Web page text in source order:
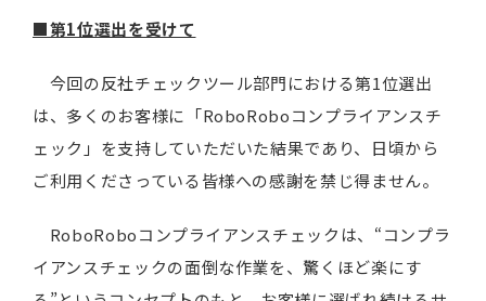
■第1位選出を受けて
今回の反社チェックツール部門における第1位選出
は、多くのお客様に「RoboRoboコンプライアンスチ
ェック」を支持していただいた結果であり、日頃から
ご利用くださっている皆様への感謝を禁じ得ません。
RoboRoboコンプライアンスチェックは、“コンプラ
イアンスチェックの面倒な作業を、驚くほど楽にす